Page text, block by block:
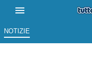
NOTIZIE